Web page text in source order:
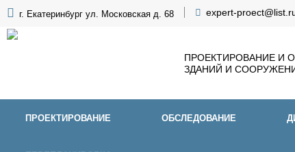
г. Екатеринбург ул. Московская д. 68 expert-
ПРОЕКТИРОВАНИЕ И
ЗДАНИЙ И
ПРОЕКТИРОВАНИЕ ОБСЛЕДОВАНИЕ